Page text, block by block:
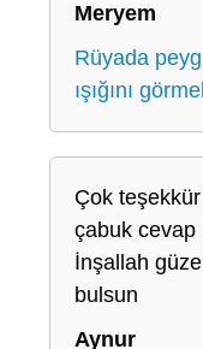
Meryem
Rüyada
ışığını
Çok
çabuk cevap
İnşallah
bulsun
Aynur